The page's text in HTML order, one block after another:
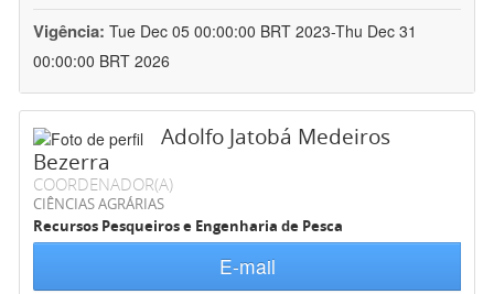
Vigência: Tue Dec 05 00:00:00 BRT 2023-Thu Dec 31
00:00:00 BRT 2026
Adolfo Jatobá Medeiros
Bezerra
COORDENADOR(A)
CIÊNCIAS AGRÁRIAS
Recursos Pesqueiros e Engenharia de Pesca
E-mail